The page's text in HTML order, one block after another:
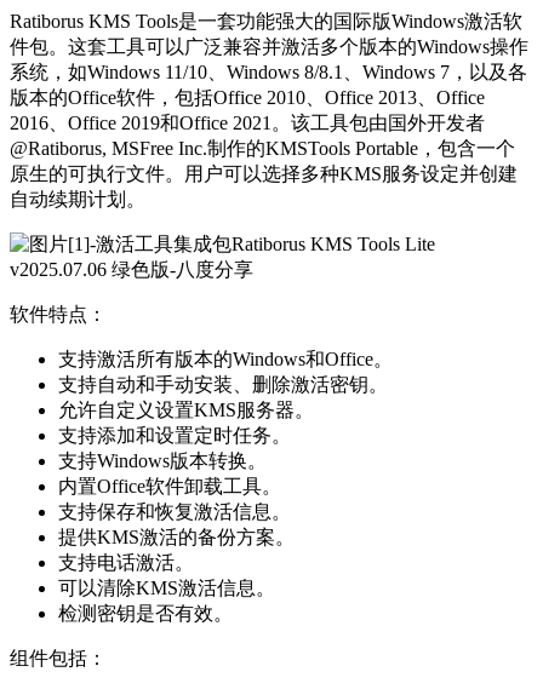
Ratiborus KMS Tools是一套功能强大的国际版Windows激活软
件包。这套工具可以广泛兼容并激活多个版本的Windows操作
系统，如Windows 11/10、Windows 8/8.1、Windows 7，以及各
版本的Office软件，包括Office 2010、Office 2013、Office
2016、Office 2019和Office 2021。该工具包由国外开发者
@Ratiborus, MSFree Inc.制作的KMSTools Portable，包含一个
原生的可执行文件。用户可以选择多种KMS服务设定并创建
自动续期计划。
软件特点：
支持激活所有版本的Windows和Office。
支持自动和手动安装、删除激活密钥。
允许自定义设置KMS服务器。
支持添加和设置定时任务。
支持Windows版本转换。
内置Office软件卸载工具。
支持保存和恢复激活信息。
提供KMS激活的备份方案。
支持电话激活。
可以清除KMS激活信息。
检测密钥是否有效。
组件包括：